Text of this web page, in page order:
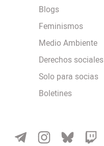
Blogs
Feminismos
Medio Ambiente
Derechos sociales
Solo para socias
Boletines